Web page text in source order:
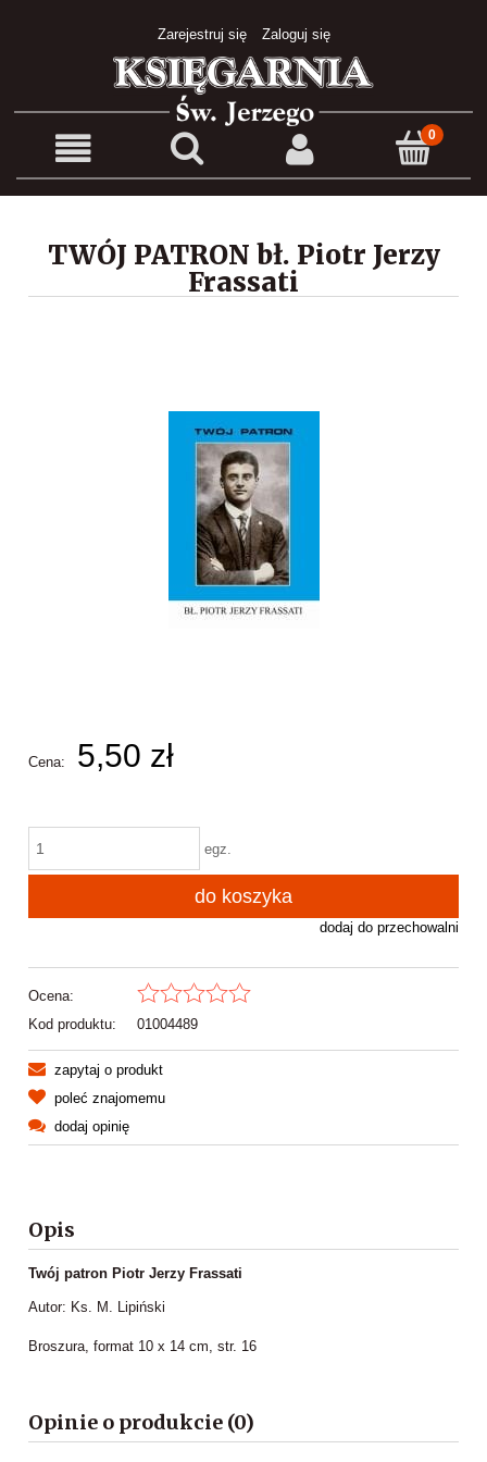
Zarejestruj się Zaloguj się
TWÓJ PATRON bł. Piotr Jerzy
Frassati
Cena: 5,50 zł
egz.
do koszyka
dodaj do przechowalni
Ocena:
Kod produktu:
01004489
zapytaj o produkt
poleć znajomemu
dodaj opinię
Opis
Twój patron Piotr Jerzy Frassati
Autor: Ks. M. Lipiński
Broszura, format 10 x 14 cm, str. 16
Opinie o produkcie (0)